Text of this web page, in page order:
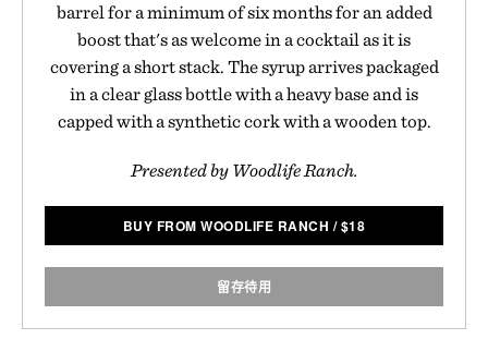
barrel for a minimum of six months for an added
boost that's as welcome in a cocktail as it is
covering a short stack. The syrup arrives packaged
in a clear glass bottle with a heavy base and is
capped with a synthetic cork with a wooden top.
Presented by Woodlife Ranch.
BUY FROM WOODLIFE RANCH /$18
留存待用